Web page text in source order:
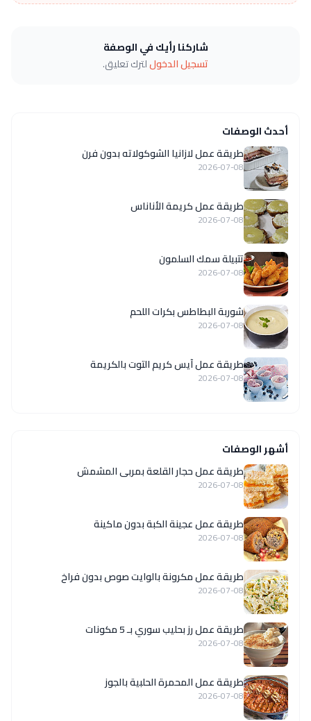
شاركنا رأيك في الوصفة
تسجيل الدخوللترك تعليق.
أحدث الوصفات
طريقة عمل لازانيا الشوكولاته بدون فرن
2026-07-08
طريقة عمل كريمة الأناناس
2026-07-08
تتبيلة سمك السلمون
2026-07-08
شوربة البطاطس بكرات اللحم
2026-07-08
طريقة عمل آيس كريم التوت بالكريمة
2026-07-08
أشهر الوصفات
طريقة عمل حجار القلعة بمربى المشمش
2026-07-08
طريقة عمل عجينة الكبة بدون ماكينة
2026-07-08
طريقة عمل مكرونة بالوايت صوص بدون فراخ
2026-07-08
طريقة عمل رز بحليب سوري بـ 5 مكونات
2026-07-08
طريقة عمل المحمرة الحلبية بالجوز
2026-07-08